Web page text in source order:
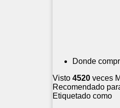
Donde
Visto 4520 veces
Recomendado
Etiquetado como